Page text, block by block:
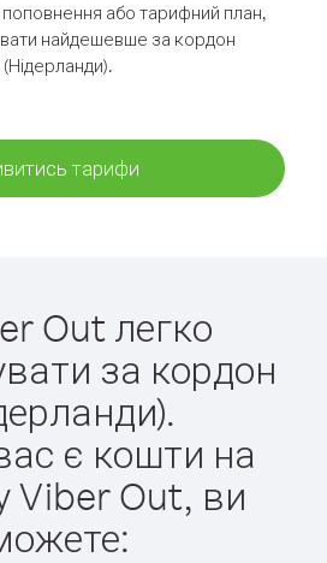
або тарифний план,
найдешевше за кордон
(Нідерланди).
тарифи
Out легко
за кордон
є кошти на
Viber Out, ви